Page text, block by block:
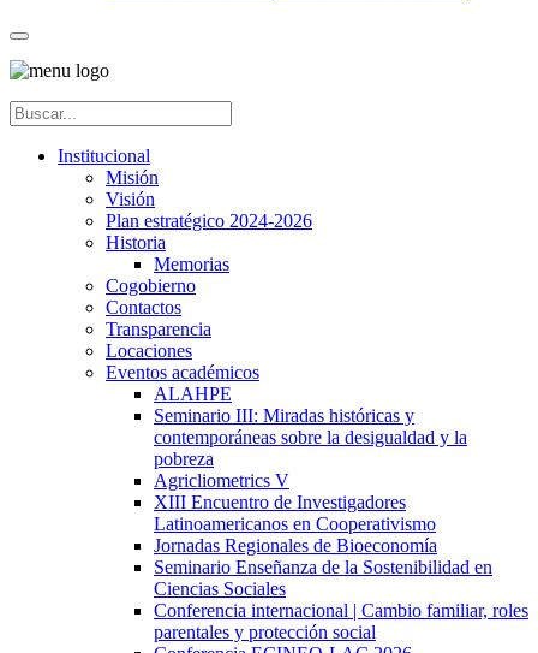
Institucional
Misión
Visión
Plan estratégico 2024-2026
Historia
Memorias
Cogobierno
Contactos
Transparencia
Locaciones
Eventos académicos
ALAHPE
Seminario III: Miradas históricas y
contemporáneas sobre la desigualdad y la
pobreza
Agricliometrics V
XIII Encuentro de Investigadores
Latinoamericanos en Cooperativismo
Jornadas Regionales de Bioeconomía
Seminario Enseñanza de la Sostenibilidad en
Ciencias Sociales
Conferencia internacional | Cambio familiar, roles
parentales y protección social